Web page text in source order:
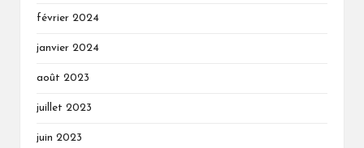
février 2024
janvier 2024
août 2023
juillet 2023
juin 2023